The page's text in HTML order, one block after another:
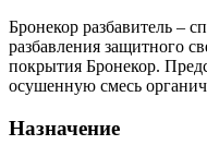
Бронекор разбавитель –
разбавления защитного
покрытия Бронекор.
осушенную смесь
Назначение